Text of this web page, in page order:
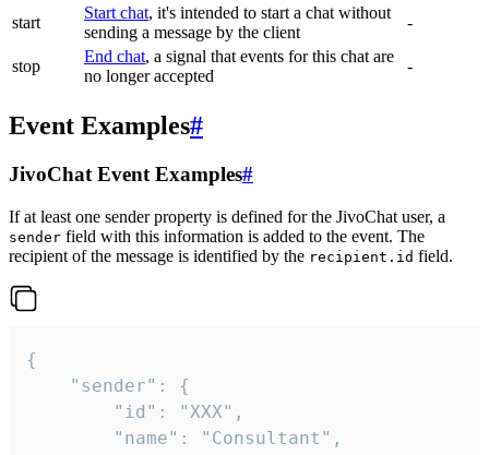
start
Start chat, it's intended to start a chat without
sending a message by the client
-
stop
End chat, a signal that events for this chat are
no longer accepted
-
Event Examples#
JivoChat Event Examples#
If at least one sender property is defined for the JivoChat user, a
sender field with this information is added to the event. The
recipient of the message is identified by the recipient.id field.
{